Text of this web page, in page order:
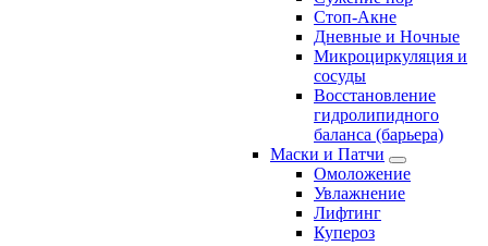
Стоп-Акне
Дневные и Ночные
Микроциркуляция и
сосуды
Восстановление
гидролипидного
баланса (барьера)
Маски и Патчи
Омоложение
Увлажнение
Лифтинг
Купероз